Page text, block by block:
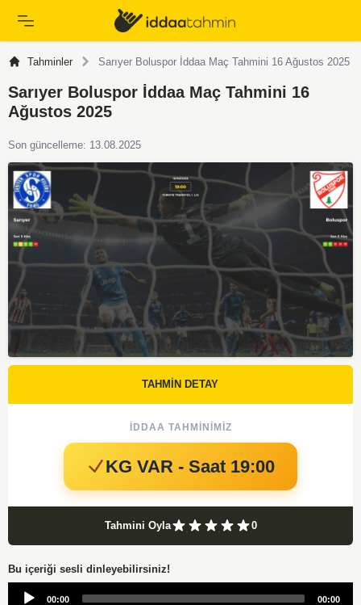
Tahminler Sarıyer Boluspor İddaa Maç Tahmini 16 Ağustos 2025
Sarıyer Boluspor İddaa Maç Tahmini 16
Ağustos 2025
Son güncelleme: 13.08.2025
TAHMİN DETAY
İDDAA TAHMINIMIZ
KG VAR - Saat 19:00
Tahmini Oyla 0
Bu içeriği sesli dinleyebilirsiniz!
Audio
00:00 00:00